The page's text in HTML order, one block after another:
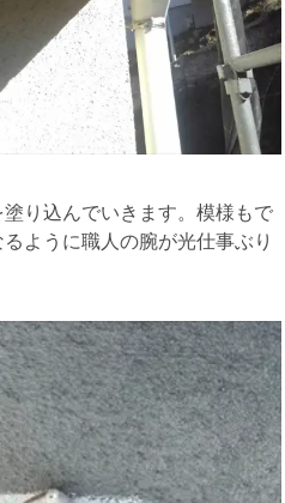
り込んでいきます。模様もで
ように職人の腕が光仕事ぶり